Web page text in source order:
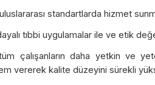
standartlarda hizmet
tıbbi uygulamalar ile ve etik
çalışanların daha yetkin ve
vererek kalite düzeyini sürekli